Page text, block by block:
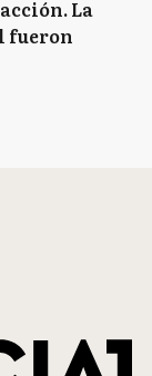
La
fueron